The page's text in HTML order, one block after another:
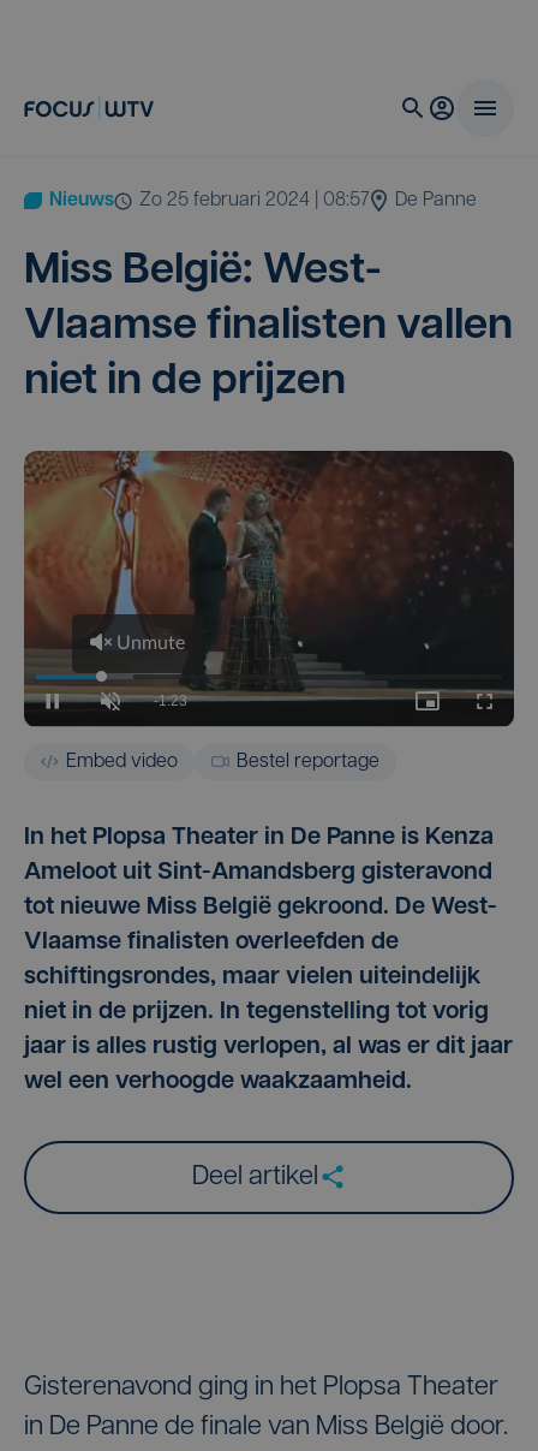
Nieuws zo 25 februari 2024 | 08:57 De Panne
Miss Bel­gië: West-
Vlaam­se fina­lis­ten val­len
niet in de prijzen
Embed video Bestel reportage
In het Plopsa Theater in De Panne is Kenza
Ameloot uit Sint-Amandsberg gisteravond
tot nieuwe Miss België gekroond. De West-
Vlaamse finalisten overleefden de
schiftingsrondes, maar vielen uiteindelijk
niet in de prijzen. In tegenstelling tot vorig
jaar is alles rustig verlopen, al was er dit jaar
wel een verhoogde waakzaamheid.
Deel artikel
Gisterenavond ging in het Plopsa Theater
in De Panne de finale van Miss België door.